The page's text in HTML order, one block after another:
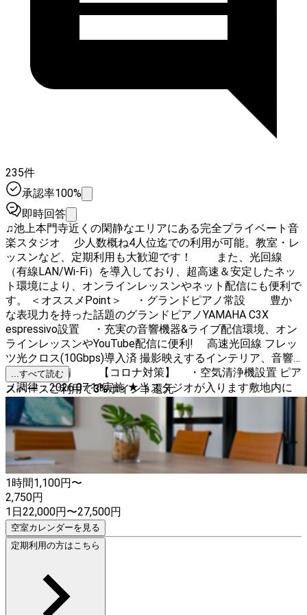
235件
承認率100%
即時回答
♫池上本門寺近くの閑静なエリアにある完全プライベート音
楽スタジオ 少人数概ね4人位迄での利用が可能。教室・レ
ッスンなど、定期利用も大歓迎です！ また、光回線
（有線LAN/Wi-Fi）を導入しており、超高速＆安定したネッ
ト環境により、オンラインレッスンやネット配信にも便利で
す。 ＜オススメPoint＞ ・グランドピアノ常設 豊か
な表現力を持った話題のグランドピアノYAMAHA C3X
espressivo設置 ・充実の音響機器&ライブ配信環境、オン
ラインレッスンやYouTube配信に便利! 高速光回線 フレッ
ツ光クロス(10Gbps)導入済 撮影映えするインテリア、音響&
配信機材完備 【コロナ対策】 ・空気清浄機設置 ピア
ノ調律：2026.07.11実施 ★当スタジオが入ります敷地内に
は駐車場／駐輪場はございません。 近隣のコインパーキ
ング、駐輪場をご確認の上ご利用ください。 ★10Gbps回線
(1Gbps越えの速度期待で）使用する場合、接続するご自身
の端末の仕様をご確認ください。 一般的なPCではLANカ
ードが1Gbps仕様のため、1Gbps未満の速度となります。
...すべて読む
スペースご利用で3%ポイント還元
1時間1,100円〜
2,750円
1日22,000円〜27,500円
空室カレンダーを見る
定期利用の方はこちら